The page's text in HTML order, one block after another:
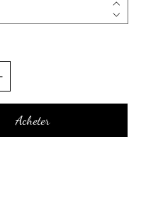
Acheter